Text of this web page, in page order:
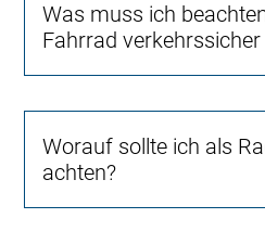
Was muss ich
Fahrrad
Worauf sollte ich als
achten?